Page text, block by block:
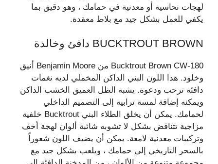
لهجات نحاسية أو معدنية في حمامك ، وهو دقيق بما
يكفي للعمل بشكل جيد مع بلاط معقدة.
BUCKTROUT BROWN دافئ وخالدة
Bucktrout Brown CW-180 من Benjamin Moore أنيق
وخلود. هذا اللون البني الداكن المخملي لديه نغمات
دافئة ترحب ودعوة. يشبه الظل العميق الخشب الداكن
ويمكنه إضافة لمسة ترابية إلى التصميم الداخلي
لحمامك. يمكن أن يخلق الطلاء البني Bucktrout خلفية
مزاجية تتناقض بشكل لا تشوبه شائبة ألوان لهجة أخف
وتركيبات معدنية لامعة. يمكن أن يضيف اللون شعوراً
بالسحر التاريخي إلى حمامك ، ويلعب بشكل جيد مع